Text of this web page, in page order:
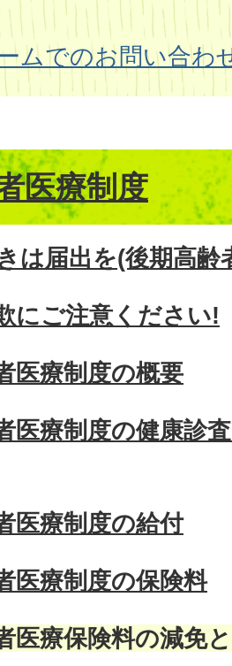
ムでのお問い合わ
医療制度
は届出を(後期高齢
にご注意ください!
医療制度の概要
医療制度の健康診
医療制度の給付
医療制度の保険料
医療保険料の減免